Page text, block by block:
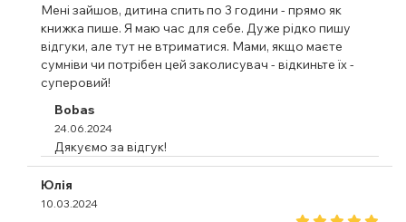
Мені зайшов, дитина спить по 3 години - прямо як
книжка пише. Я маю час для себе. Дуже рідко пишу
відгуки, але тут не втриматися. Мами, якщо маєте
сумніви чи потрібен цей заколисувач - відкиньте їх -
суперовий!
Bobas
24.06.2024
Дякуємо за відгук!
Юлія
10.03.2024